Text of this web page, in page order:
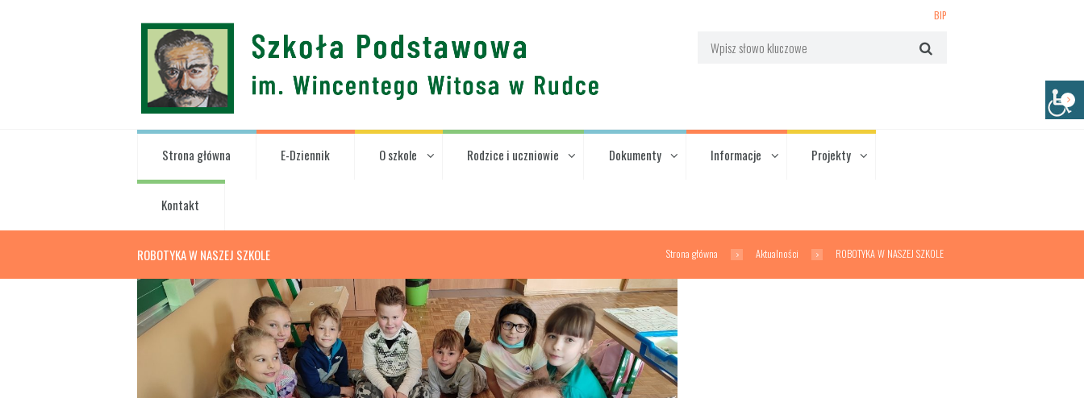
BIP
Strona główna E-Dziennik O szkole Rodzice i uczniowie Dokumenty Informacje Projekty
Kontakt
ROBOTYKA W NASZEJ SZKOLE Strona główna Aktualności ROBOTYKA W NASZEJ SZKOLE